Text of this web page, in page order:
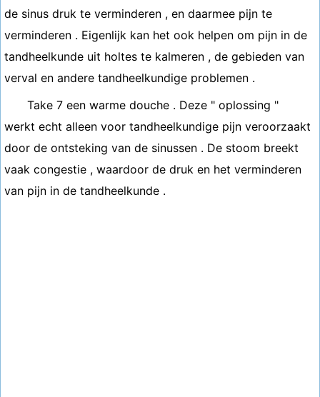
de sinus druk te verminderen , en daarmee pijn te
verminderen . Eigenlijk kan het ook helpen om pijn in de
tandheelkunde uit holtes te kalmeren , de gebieden van
verval en andere tandheelkundige problemen .
Take 7 een warme douche . Deze " oplossing "
werkt echt alleen voor tandheelkundige pijn veroorzaakt
door de ontsteking van de sinussen . De stoom breekt
vaak congestie , waardoor de druk en het verminderen
van pijn in de tandheelkunde .